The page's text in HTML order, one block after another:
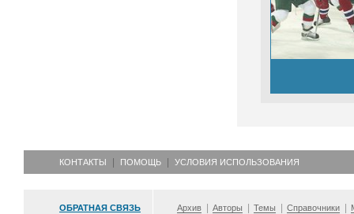
КОНТАКТЫ ПОМОЩЬ УСЛОВИЯ ИСПОЛЬЗОВАНИЯ
ОБРАТНАЯ СВЯЗЬ Архив Авторы Темы Справочники